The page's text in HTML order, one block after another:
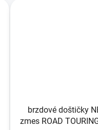
brzdové doštičky
zmes ROAD